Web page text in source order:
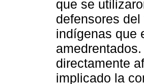
que se
defensores
indígenas que
directamente
implicado la